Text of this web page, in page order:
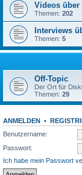
Videos über
Themen: 202
Interviews
Themen: 5
Off-Topic
Der Ort für
Themen: 29
ANMELDEN •
Benutzername:
Passwort:
Ich habe mein Passwort